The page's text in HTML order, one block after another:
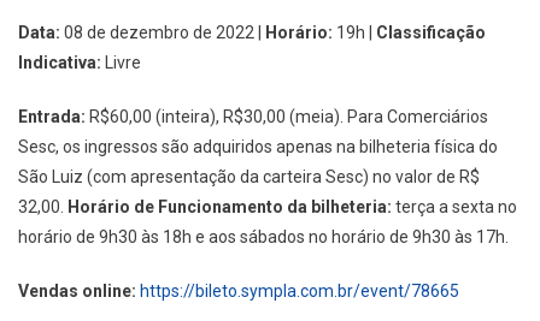
Data: 08 de dezembro de 2022 | Horário: 19h | Classificação
Indicativa: Livre
Entrada: R$60,00 (inteira), R$30,00 (meia). Para Comerciários
Sesc, os ingressos são adquiridos apenas na bilheteria física do
São Luiz (com apresentação da carteira Sesc) no valor de R$
32,00. Horário de Funcionamento da bilheteria: terça a sexta no
horário de 9h30 às 18h e aos sábados no horário de 9h30 às 17h.
Vendas online: https://bileto.sympla.com.br/event/78665